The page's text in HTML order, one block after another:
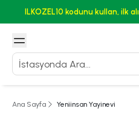
ILKOZEL10 kodunu kullan, ilk
Ana Sayfa Yeniinsan Yayinevi